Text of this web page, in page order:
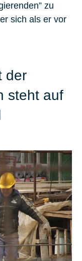
zu
sich als er vor
der
steht auf